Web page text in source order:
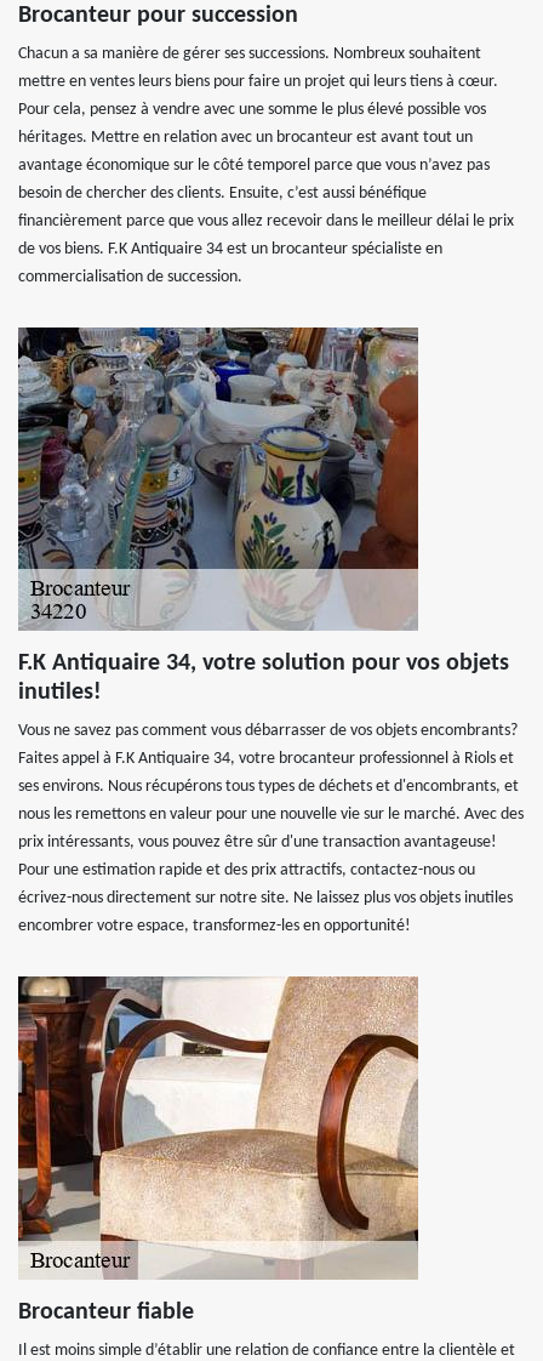
Brocanteur pour succession
Chacun a sa manière de gérer ses successions. Nombreux souhaitent
mettre en ventes leurs biens pour faire un projet qui leurs tiens à cœur.
Pour cela, pensez à vendre avec une somme le plus élevé possible vos
héritages. Mettre en relation avec un brocanteur est avant tout un
avantage économique sur le côté temporel parce que vous n’avez pas
besoin de chercher des clients. Ensuite, c’est aussi bénéfique
financièrement parce que vous allez recevoir dans le meilleur délai le prix
de vos biens. F.K Antiquaire 34 est un brocanteur spécialiste en
commercialisation de succession.
F.K Antiquaire 34, votre solution pour vos objets
inutiles!
Vous ne savez pas comment vous débarrasser de vos objets encombrants?
Faites appel à F.K Antiquaire 34, votre brocanteur professionnel à Riols et
ses environs. Nous récupérons tous types de déchets et d'encombrants, et
nous les remettons en valeur pour une nouvelle vie sur le marché. Avec des
prix intéressants, vous pouvez être sûr d'une transaction avantageuse!
Pour une estimation rapide et des prix attractifs, contactez-nous ou
écrivez-nous directement sur notre site. Ne laissez plus vos objets inutiles
encombrer votre espace, transformez-les en opportunité!
Brocanteur fiable
Il est moins simple d’établir une relation de confiance entre la clientèle et